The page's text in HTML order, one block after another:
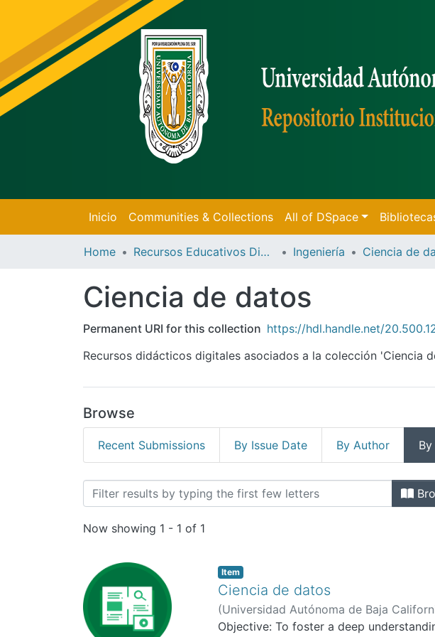
Inicio Communities & Collections All of DSpace
Home Recursos Educativos Digitales Ingeniería Ciencia de
Ciencia de datos
Permanent URI for this collection https://hdl.handle.net/
Recursos didácticos digitales asociados a la colección 'Ciencia
Browse
Recent Submissions By Issue Date By Author
Browsing Ciencia de datos by Title
Now showing 1 - 1 of 1
Item
Ciencia de datos
(Universidad Autónoma de Baja
Molina Rodríguez, Raquel Itzel
Objective: To foster a deep